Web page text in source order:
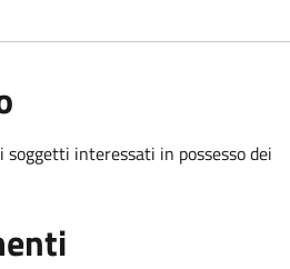
interessati in possesso dei